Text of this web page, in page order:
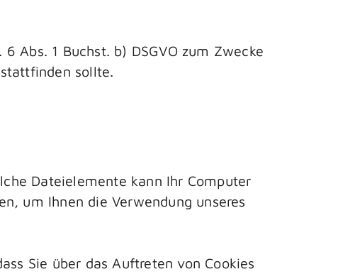
Abs. 1 Buchst. b) DSGVO zum Zwecke
sollte.
Dateielemente kann Ihr Computer
um Ihnen die Verwendung unseres
Sie über das Auftreten von Cookies